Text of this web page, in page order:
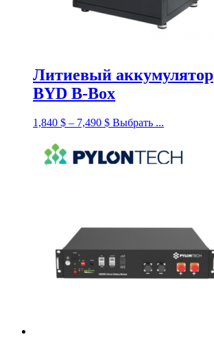
Литиевый аккумулятор
BYD B-Box
1,840 $ – 7,490 $ Выбрать ...